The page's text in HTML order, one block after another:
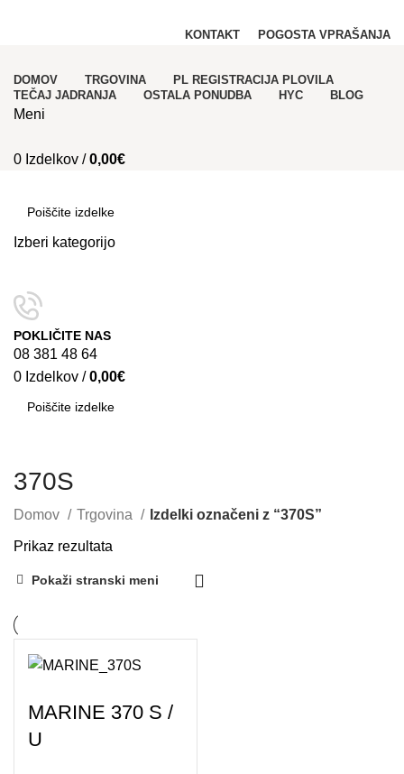
KONTAKT POGOSTA VPRAŠANJA
DOMOV TRGOVINA
PL REGISTRACIJA PLOVILA
TEČAJ JADRANJA
OSTALA PONUDBA HYC BLOG
Meni
0 Izdelkov / 0,00€
Izberi kategorijo
POKLIČITE NAS
08 381 48 64
0 Izdelkov / 0,00€
370S
Domov Trgovina Izdelki označeni z “370S”
Prikaz rezultata
Pokaži stranski meni
MARINE 370 S /
U